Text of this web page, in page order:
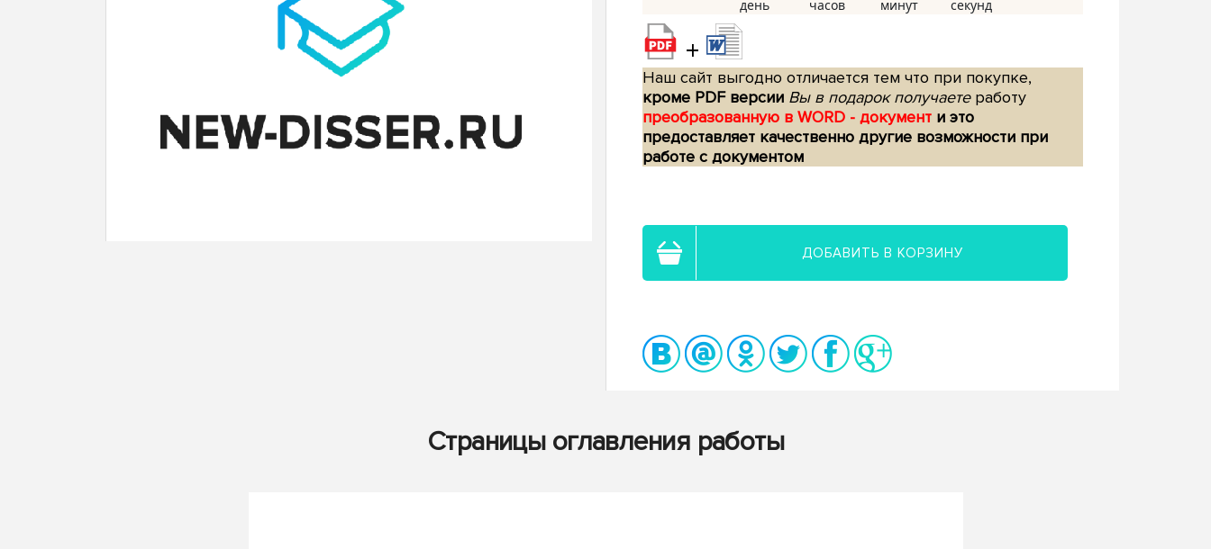
+
Наш сайт выгодно отличается тем что при покупке,
кроме PDF версии Вы в подарок получаетеработу
преобразованную в WORD - документ и это
предоставляет качественно другие возможности при
работе с документом
ДОБАВИТЬ В КОРЗИНУ
Страницы оглавления работы